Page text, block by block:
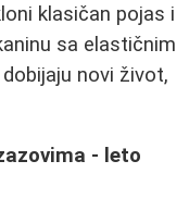
klasičan pojas i
sa elastičnim
novi život,
- leto